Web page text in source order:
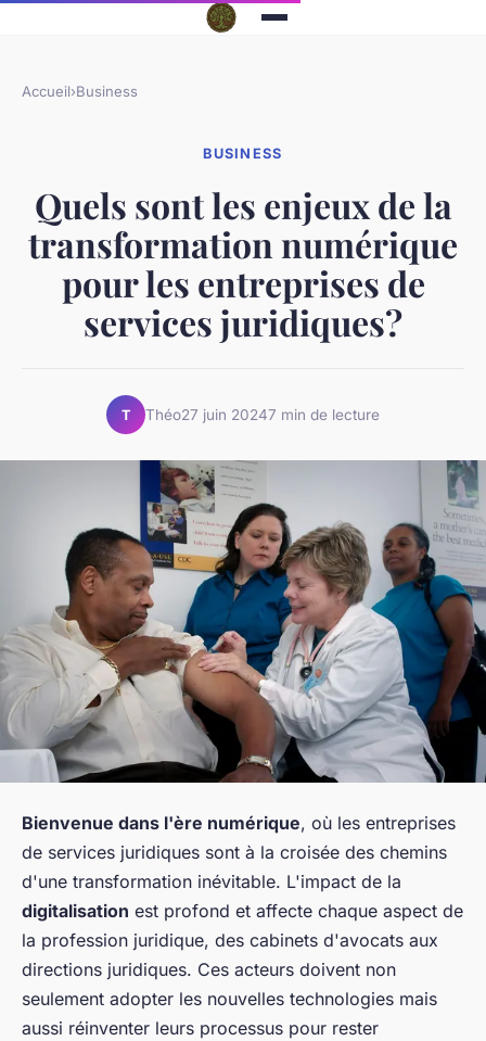
Accueil›Business
BUSINESS
Quels sont les enjeux de la
transformation numérique
pour les entreprises de
services juridiques?
T Théo27 juin 20247 min de lecture
Bienvenue dans l'ère numérique, où les entreprises
de services juridiques sont à la croisée des chemins
d'une transformation inévitable. L'impact de la
digitalisation est profond et affecte chaque aspect de
la profession juridique, des cabinets d'avocats aux
directions juridiques. Ces acteurs doivent non
seulement adopter les nouvelles technologies mais
aussi réinventer leurs processus pour rester